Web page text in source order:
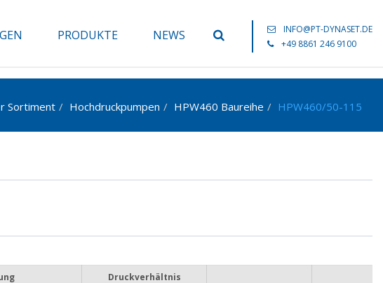
PRODUKTE NEWS
INFO@PT-DYNASET.DE
+49 8861 246 9100
HPW460/50-115
HPW460 Baureihe
Hochdruckpumpen
Sortiment
Druckverhältnis